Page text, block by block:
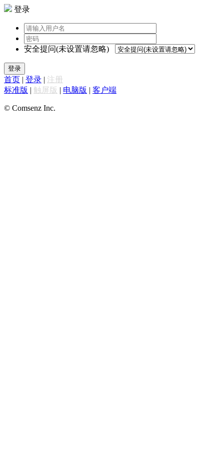
登录
安全提问(未设置请忽略)
登录
首页 | 登录 | 注册
标准版 | 触屏版 | 电脑版 | 客户端
© Comsenz Inc.